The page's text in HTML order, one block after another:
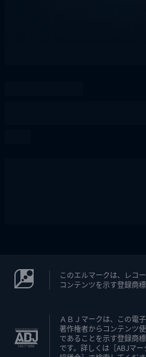
このエルマークは、レコ
コンテンツを示す登録商
ＡＢＪマークは、この電
著作権者からコンテンツ
であることを示す登録商
です。詳しくは［ABJマ